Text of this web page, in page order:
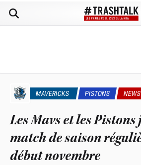
MAVERICKS PISTONS
Les Mavs et les
match de saison
début novembre